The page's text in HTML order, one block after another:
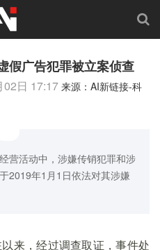
假广告犯罪被立案侦查
02日 17:17 来源：AI新链接-科
营活动中，涉嫌传销犯罪和涉
2019年1月1日依法对其涉嫌
来，经过调查取证，事件处